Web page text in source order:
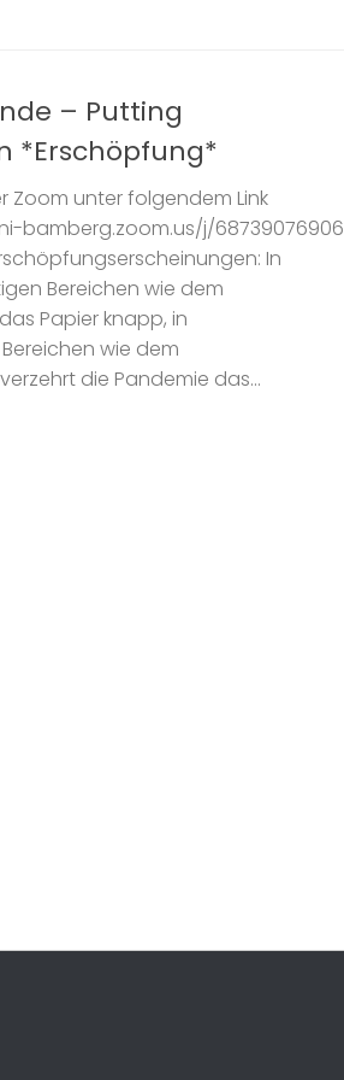
– Putting
*Erschöpfung*
Zoom unter folgendem Link
bamberg.zoom.us/j/68739076906
In
Bereichen wie dem
Papier knapp, in
wie dem
die Pandemie das...